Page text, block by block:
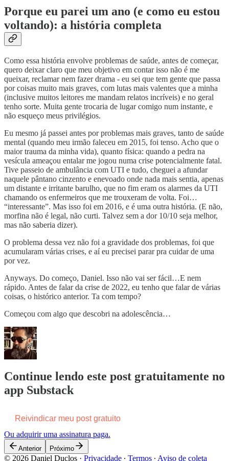
Porque eu parei um ano (e como eu estou
voltando): a história completa
Como essa história envolve problemas de saúde, antes de começar,
quero deixar claro que meu objetivo em contar isso não é me
queixar, reclamar nem fazer drama - eu sei que tem gente que passa
por coisas muito mais graves, com lutas mais valentes que a minha
(inclusive muitos leitores me mandam relatos incríveis) e no geral
tenho sorte. Muita gente trocaria de lugar comigo num instante, e
não esqueço meus privilégios.
Eu mesmo já passei antes por problemas mais graves, tanto de saúde
mental (quando meu irmão faleceu em 2015, foi tenso. Acho que o
maior trauma da minha vida), quanto física: quando a pedra na
vesícula ameaçou entalar me jogou numa crise potencialmente fatal.
Tive passeio de ambulância com UTI e tudo, cheguei a afundar
naquele pântano cinzento e enevoado onde nada mais sentia, apenas
um distante e irritante barulho, que no fim eram os alarmes da UTI
chamando os enfermeiros que me trouxeram de volta. Foi…
“interessante”. Mas isso foi em 2016, e é uma outra história. (E não,
morfina não é legal, não curti. Talvez sem a dor 10/10 seja melhor,
mas não saberia dizer).
O problema dessa vez não foi a gravidade dos problemas, foi que
acumularam várias crises, e aí eu precisei parar pra cuidar de uma
por vez.
Anyways. Do começo, Daniel. Isso não vai ser fácil…E nem
rápido. Antes de falar da crise de 2022, eu tenho que falar de várias
coisas, o histórico anterior. Ta com tempo?
Começou com algo que descobri na adolescência…
Continue lendo este post gratuitamente no
app Substack
Reivindicar meu post gratuito
Ou adquirir uma assinatura paga.
Anterior Próximo
© 2026 Daniel Duclos · Privacidade ∙ Termos ∙ Aviso de coleta